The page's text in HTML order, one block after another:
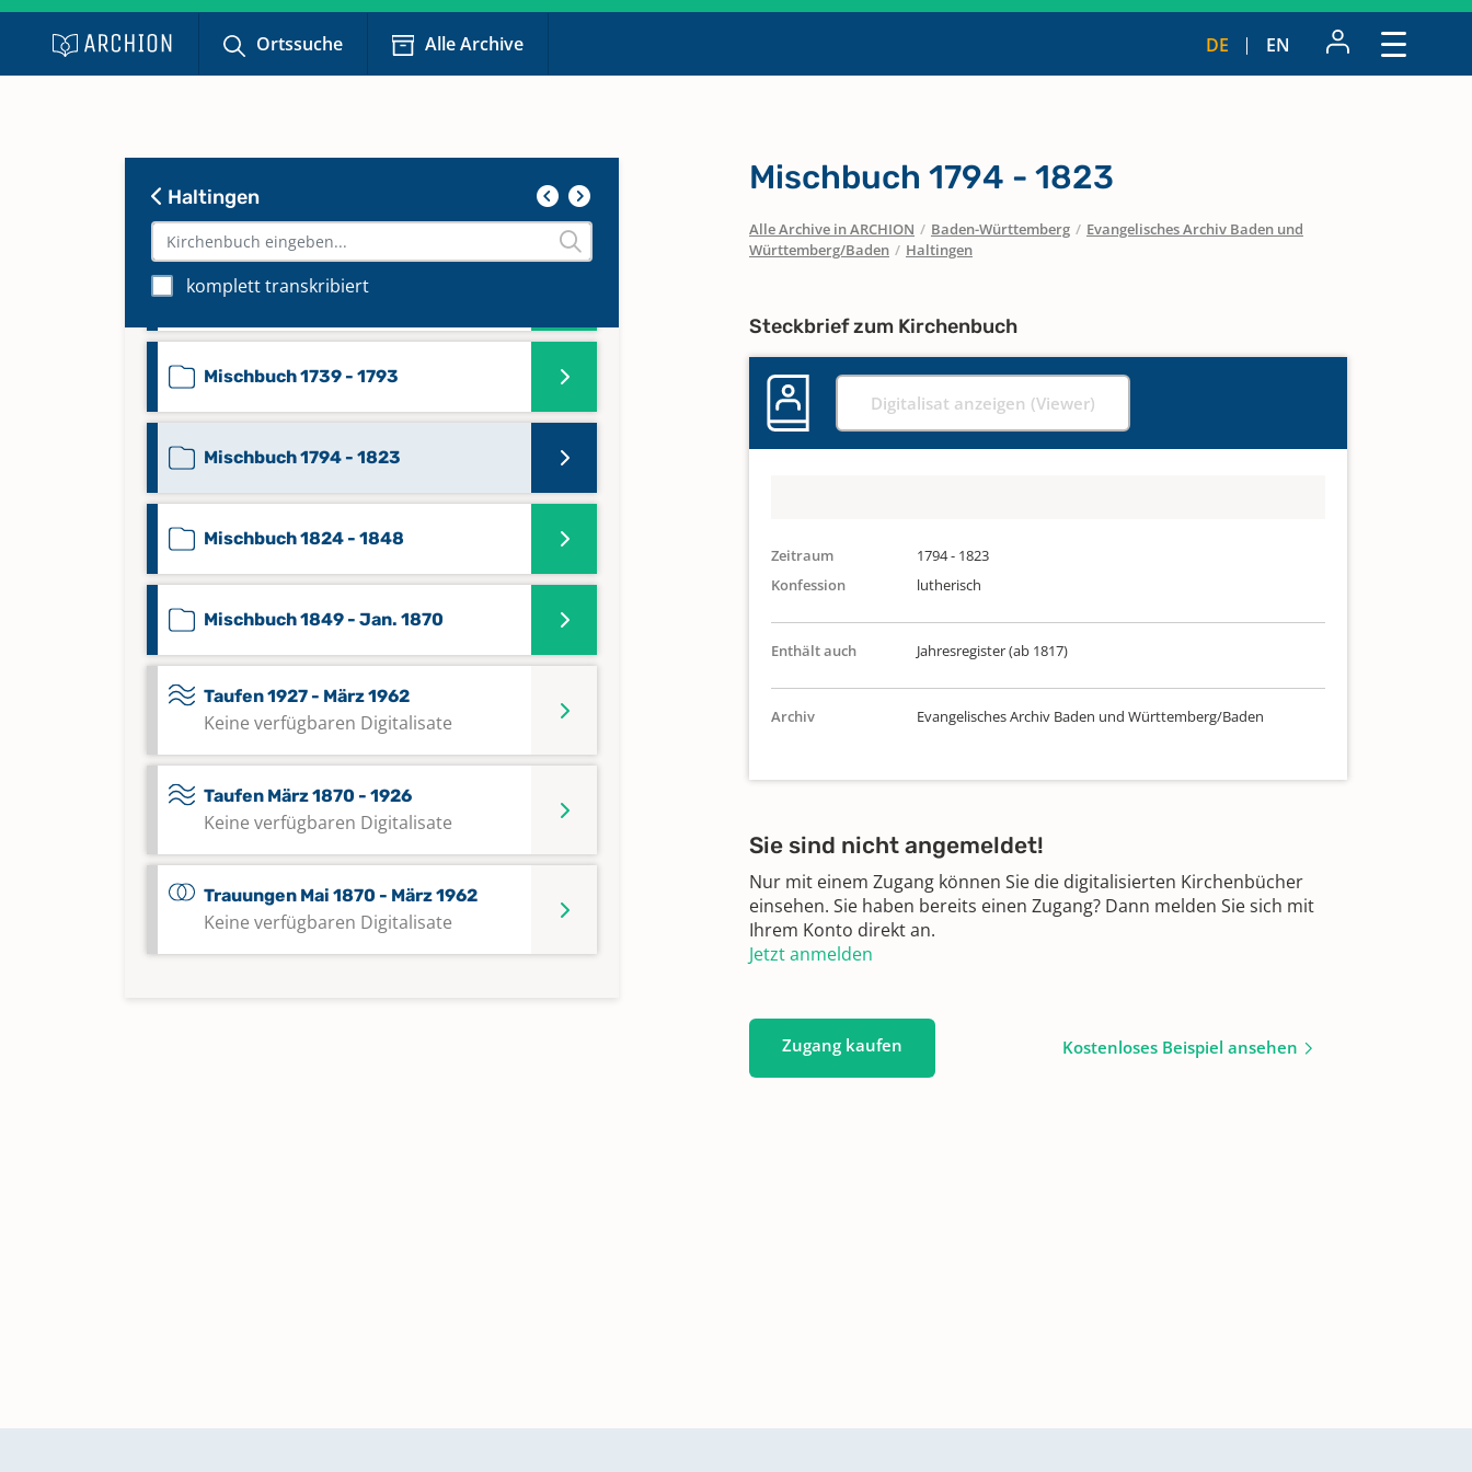
Ortssuche Alle Archive DE EN
Haltingen
komplett transkribiert
Mischbuch 1585 - 1648
Mischbuch 1709 - 1729,1729,Febr. 1731
Mischbuch 1730 - 1738
Mischbuch 1739 - 1793
Mischbuch 1794 - 1823
Mischbuch 1824 - 1848
Mischbuch 1849 - Jan. 1870
Taufen 1927 - März 1962
Keine verfügbaren Digitalisate
Taufen März 1870 - 1926
Keine verfügbaren Digitalisate
Trauungen Mai 1870 - März 1962
Keine verfügbaren Digitalisate
Mischbuch 1794 - 1823
Alle Archive in ARCHION / Baden-Württemberg / Evangelisches Archiv Baden und
Württemberg/Baden / Haltingen
Steckbrief zum Kirchenbuch
Digitalisat anzeigen (Viewer)
Zeitraum
1794 - 1823
Konfession
lutherisch
Enthält auch Jahresregister (ab 1817)
Archiv Evangelisches Archiv Baden und Württemberg/Baden
Sie sind nicht angemeldet!
Nur mit einem Zugang können Sie die digitalisierten Kirchenbücher
einsehen. Sie haben bereits einen Zugang? Dann melden Sie sich mit
Ihrem Konto direkt an.
Jetzt anmelden
Zugang kaufen Kostenloses Beispiel ansehen